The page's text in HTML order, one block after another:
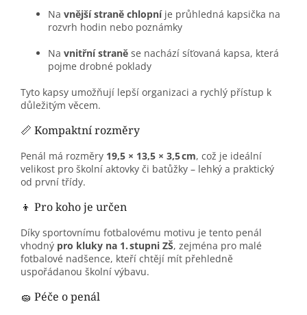
Na vnější straně chlopníje průhledná kapsička na
rozvrh hodin nebo poznámky
Na vnitřní straně se nachází síťovaná kapsa, která
pojme drobné poklady
Tyto kapsy umožňují lepší organizaci a rychlý přístup k
důležitým věcem.
📏 Kompaktní rozměry
Penál má rozměry 19,5 × 13,5 × 3,5 cm, což je ideální
velikost pro školní aktovky či batůžky – lehký a praktický
od první třídy.
👦 Pro koho je určen
Díky sportovnímu fotbalovému motivu je tento penál
vhodný pro kluky na 1. stupni ZŠ, zejména pro malé
fotbalové nadšence, kteří chtějí mít přehledně
uspořádanou školní výbavu.
🧽 Péče o penál